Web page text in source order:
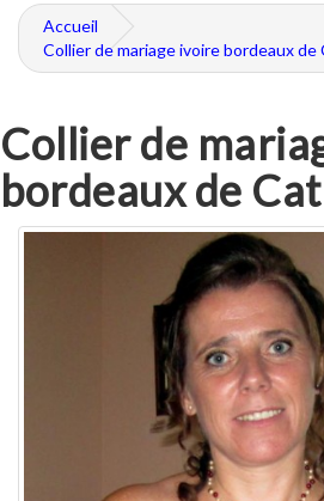
Accueil
Collier de mariage ivoire bordeaux de
Collier de
bordeaux de